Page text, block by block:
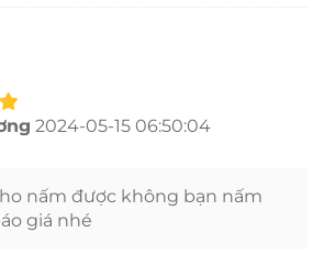
2024-05-15 06:50:04
nấm được không bạn nấm
giá nhé